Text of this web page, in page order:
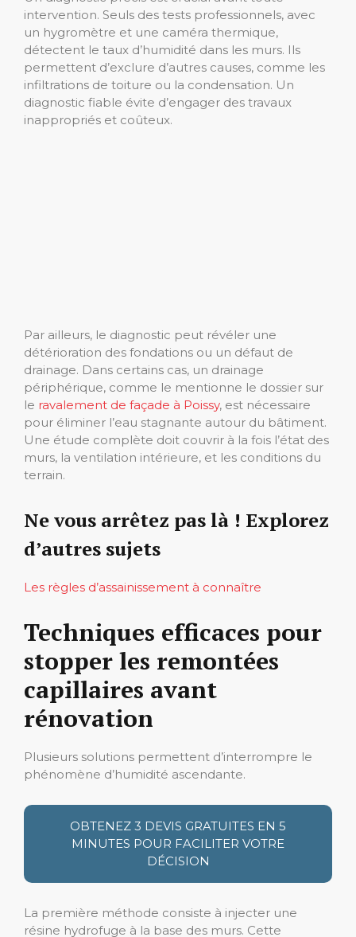
intervention. Seuls des tests professionnels, avec
un hygromètre et une caméra thermique,
détectent le taux d’humidité dans les murs. Ils
permettent d’exclure d’autres causes, comme les
infiltrations de toiture ou la condensation. Un
diagnostic fiable évite d’engager des travaux
inappropriés et coûteux.
Par ailleurs, le diagnostic peut révéler une
détérioration des fondations ou un défaut de
drainage. Dans certains cas, un drainage
périphérique, comme le mentionne le dossier sur
le ravalement de façade à Poissy, est nécessaire
pour éliminer l’eau stagnante autour du bâtiment.
Une étude complète doit couvrir à la fois l’état des
murs, la ventilation intérieure, et les conditions du
terrain.
Ne vous arrêtez pas là ! Explorez
d’autres sujets
Les règles d’assainissement à connaître
Techniques efficaces pour
stopper les remontées
capillaires avant
rénovation
Plusieurs solutions permettent d’interrompre le
phénomène d’humidité ascendante.
OBTENEZ 3 DEVIS GRATUITES EN 5
MINUTES POUR FACILITER VOTRE
DÉCISION
La première méthode consiste à injecter une
résine hydrofuge à la base des murs. Cette